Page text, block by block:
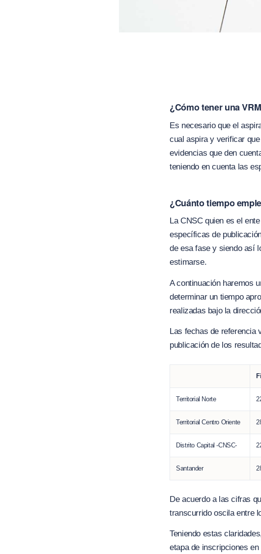
¿Cómo tener una
Es necesario que el
cual aspira y verificar
evidencias que den
teniendo en cuenta las
¿Cuánto tiempo
La CNSC quien es el
específicas de
de esa fase y siendo así
estimarse.
A continuación haremos
determinar un tiempo
realizadas bajo la
Las fechas de referencia
publicación de los
Territorial Norte
Territorial Centro Oriente
Distrito Capital -CNSC-
Santander
De acuerdo a las cifras
transcurrido oscila entre
Teniendo estas
etapa de inscripciones